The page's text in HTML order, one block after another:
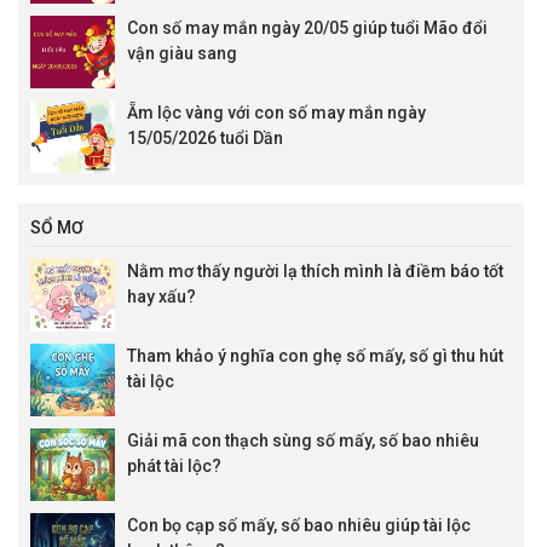
Con số may mắn ngày 20/05 giúp tuổi Mão đổi
vận giàu sang
Ẵm lộc vàng với con số may mắn ngày
15/05/2026 tuổi Dần
SỔ MƠ
Nằm mơ thấy người lạ thích mình là điềm báo tốt
hay xấu?
Tham khảo ý nghĩa con ghẹ số mấy, số gì thu hút
tài lộc
Giải mã con thạch sùng số mấy, số bao nhiêu
phát tài lộc?
Con bọ cạp số mấy, số bao nhiêu giúp tài lộc